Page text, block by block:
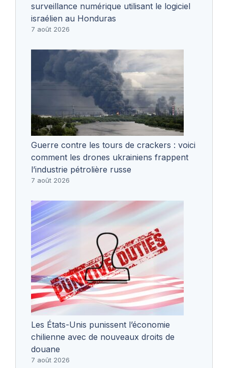
surveillance numérique utilisant le logiciel
israélien au Honduras
7 août 2026
Guerre contre les tours de crackers : voici
comment les drones ukrainiens frappent
l’industrie pétrolière russe
7 août 2026
Les États-Unis punissent l’économie
chilienne avec de nouveaux droits de
douane
7 août 2026